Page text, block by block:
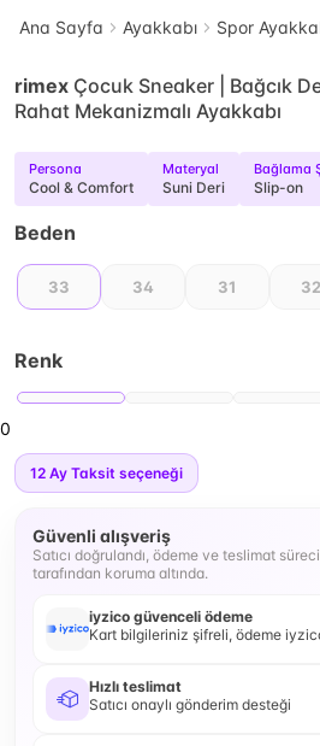
Ana Sayfa Ayakkabı Spor
rimex Çocuk Sneaker | Bağcık
Rahat Mekanizmalı Ayakkabı
Persona
Cool & Comfort
Materyal
Suni Deri
Bağlama
Slip-on
Beden
33 34 31 32
Renk
0
12 Ay Taksit seçeneği
Güvenli alışveriş
Satıcı doğrulandı, ödeme ve teslimat
tarafından koruma altında.
iyzico güvenceli ödeme
Kart bilgileriniz şifreli, ödeme
Hızlı teslimat
Satıcı onaylı gönderim desteği